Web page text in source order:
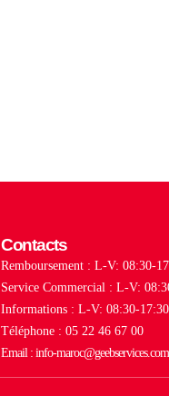
Contacts
Remboursement : L-V: 08:30-
Service Commercial : L-V:
Informations : L-V: 08:30-17:30
Téléphone : 05 22 46 67 00
Email : info-maroc@geebservices.com